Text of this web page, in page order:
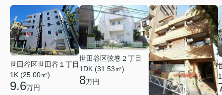
世田谷区世田谷１丁目
1K (25.00㎡)
9.6万円
世田谷区弦巻２丁目
1DK (31.53㎡)
8万円